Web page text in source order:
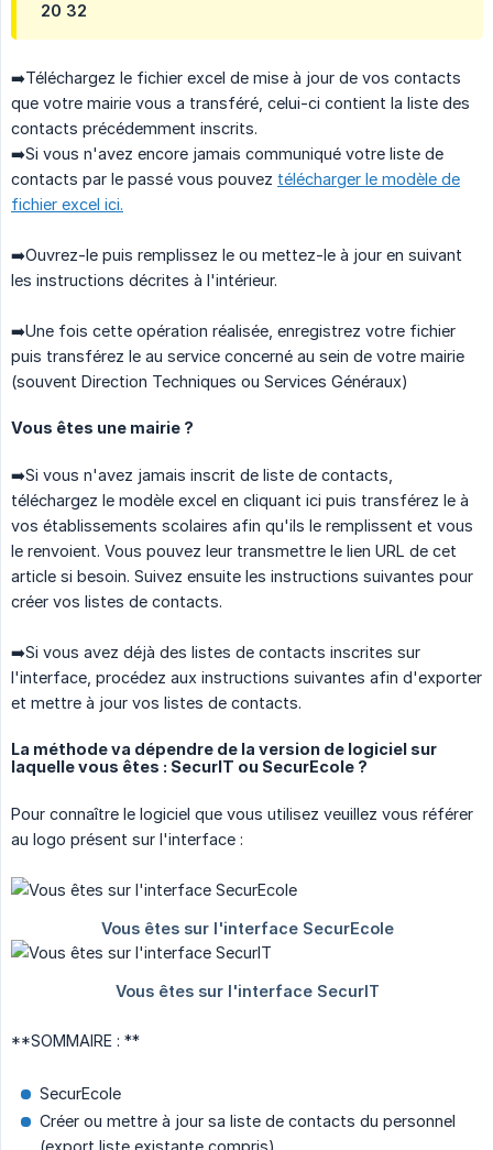
20 32
➡️Téléchargez le fichier excel de mise à jour de vos contacts
que votre mairie vous a transféré, celui-ci contient la liste des
contacts précédemment inscrits.
➡️Si vous n'avez encore jamais communiqué votre liste de
contacts par le passé vous pouvez télécharger le modèle de
fichier excel ici.
➡️Ouvrez-le puis remplissez le ou mettez-le à jour en suivant
les instructions décrites à l'intérieur.
➡️Une fois cette opération réalisée, enregistrez votre fichier
puis transférez le au service concerné au sein de votre mairie
(souvent Direction Techniques ou Services Généraux)
Vous êtes une mairie ?
➡️Si vous n'avez jamais inscrit de liste de contacts,
téléchargez le modèle excel en cliquant ici puis transférez le à
vos établissements scolaires afin qu'ils le remplissent et vous
le renvoient. Vous pouvez leur transmettre le lien URL de cet
article si besoin. Suivez ensuite les instructions suivantes pour
créer vos listes de contacts.
➡️Si vous avez déjà des listes de contacts inscrites sur
l'interface, procédez aux instructions suivantes afin d'exporter
et mettre à jour vos listes de contacts.
La méthode va dépendre de la version de logiciel sur
laquelle vous êtes : SecurIT ou SecurEcole ?
Pour connaître le logiciel que vous utilisez veuillez vous référer
au logo présent sur l'interface :
**SOMMAIRE : **
SecurEcole
Créer ou mettre à jour sa liste de contacts du personnel